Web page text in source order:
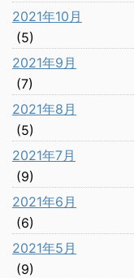
2021年10月
(5)
2021年9月
(7)
2021年8月
(5)
2021年7月
(9)
2021年6月
(6)
2021年5月
(9)